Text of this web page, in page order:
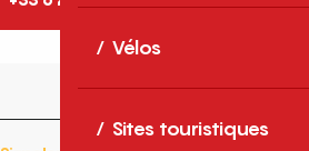
Vélos
Sites touristiques